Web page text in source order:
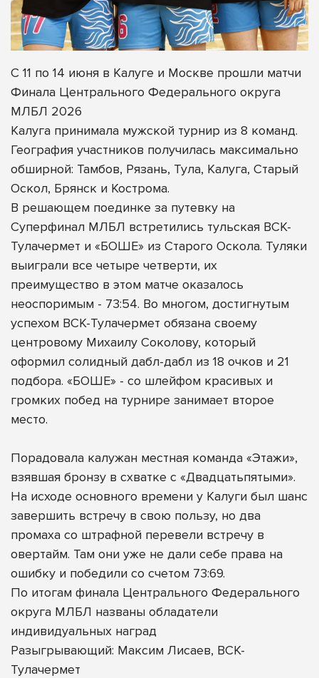
С 11 по 14 июня в Калуге и Москве прошли матчи
Финала Центрального Федерального округа
МЛБЛ 2026
Калуга принимала мужской турнир из 8 команд.
География участников получилась максимально
обширной: Тамбов, Рязань, Тула, Калуга, Старый
Оскол, Брянск и Кострома.
В решающем поединке за путевку на
Суперфинал МЛБЛ встретились тульская ВСК-
Тулачермет и «БОШЕ» из Старого Оскола. Туляки
выиграли все четыре четверти, их
преимущество в этом матче оказалось
неоспоримым - 73:54. Во многом, достигнутым
успехом ВСК-Тулачермет обязана своему
центровому Михаилу Соколову, который
оформил солидный дабл-дабл из 18 очков и 21
подбора. «БОШЕ» - со шлейфом красивых и
громких побед на турнире занимает второе
место.
Порадовала калужан местная команда «Этажи»,
взявшая бронзу в схватке с «Двадцатьпятыми».
На исходе основного времени у Калуги был шанс
завершить встречу в свою пользу, но два
промаха со штрафной перевели встречу в
овертайм. Там они уже не дали себе права на
ошибку и победили со счетом 73:69.
По итогам финала Центрального Федерального
округа МЛБЛ названы обладатели
индивидуальных наград
Разыгрывающий: Максим Лисаев, ВСК-
Тулачермет